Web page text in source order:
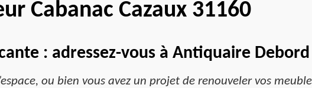
Cabanac Cazaux 31160
: adressez-vous à Antiquaire Debord
ou bien vous avez un projet de renouveler vos